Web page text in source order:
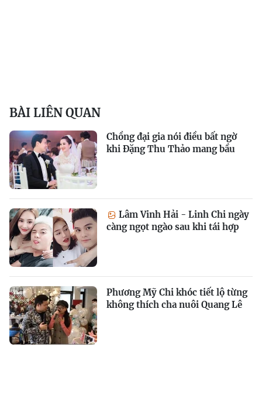
BÀI LIÊN QUAN
Chồng đại gia nói điều bất ngờ
khi Đặng Thu Thảo mang bầu
Lâm Vinh Hải - Linh Chi ngày
càng ngọt ngào sau khi tái hợp
Phương Mỹ Chi khóc tiết lộ từng
không thích cha nuôi Quang Lê